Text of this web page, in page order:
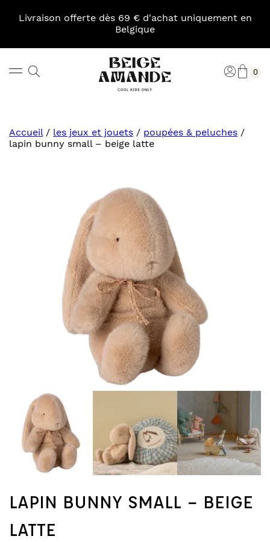
Livraison offerte dès 69 € d'achat uniquement en
Belgique
Rechercher 0
Accueil/ les jeux et jouets / poupées & peluches /
lapin bunny small – beige latte
LAPIN BUNNY SMALL – BEIGE
LATTE